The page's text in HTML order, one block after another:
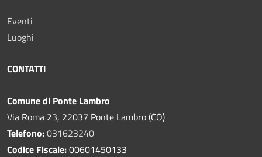
Eventi
Luoghi
CONTATTI
Comune di Ponte Lambro
Via Roma 23, 22037 Ponte Lambro (CO)
Telefono:031623240
Codice Fiscale:00601450133